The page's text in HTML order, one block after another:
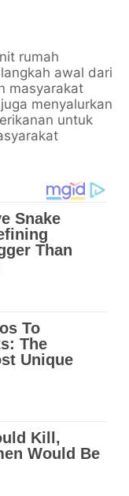
rumah
awal dari
masyarakat
menyalurkan
untuk